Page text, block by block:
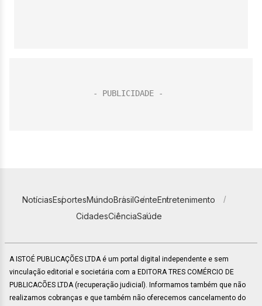
NotíciasEsportesMundoBrasilGenteEntretenimento
CidadesCiênciaSaúde
A ISTOÉ PUBLICAÇÕES LTDA é um portal digital independente e sem
vinculação editorial e societária com a EDITORA TRES COMÉRCIO DE
PUBLICACÕES LTDA (recuperação judicial). Informamos também que não
realizamos cobranças e que também não oferecemos cancelamento do